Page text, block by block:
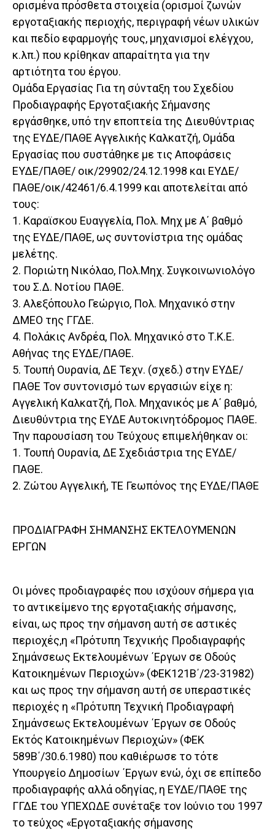
ορισμένα πρόσθετα στοιχεία (ορισμοί ζωνών
εργοταξιακής περιοχής, περιγραφή νέων υλικών
και πεδίο εφαρμογής τους, μηχανισμοί ελέγχου,
κ.λπ.) που κρίθηκαν απαραίτητα για την
αρτιότητα του έργου.
Ομάδα Εργασίας Για τη σύνταξη του Σχεδίου
Προδιαγραφής Εργοταξιακής Σήμανσης
εργάσθηκε, υπό την εποπτεία της Διευθύντριας
της ΕΥΔΕ/ΠΑΘΕ Αγγελικής Καλκατζή, Ομάδα
Εργασίας που συστάθηκε με τις Αποφάσεις
ΕΥΔΕ/ΠΑΘΕ/ οικ/29902/24.12.1998 και ΕΥΔΕ/
ΠΑΘΕ/οικ/42461/6.4.1999 και αποτελείται από
τους:
1. Καραϊσκου Ευαγγελία, Πολ. Μηχ με Α΄ βαθμό
της ΕΥΔΕ/ΠΑΘΕ, ως συντονίστρια της ομάδας
μελέτης.
2. Ποριώτη Νικόλαο, Πολ.Μηχ. Συγκοινωνιολόγο
του Σ.Δ. Νοτίου ΠΑΘΕ.
3. Αλεξόπουλο Γεώργιο, Πολ. Μηχανικό στην
ΔΜΕΟ της ΓΓΔΕ.
4. Πολάκις Ανδρέα, Πολ. Μηχανικό στο Τ.Κ.Ε.
Αθήνας της ΕΥΔΕ/ΠΑΘΕ.
5. Τουπή Ουρανία, ΔΕ Τεχν. (σχεδ.) στην ΕΥΔΕ/
ΠΑΘΕ Τον συντονισμό των εργασιών είχε η:
Αγγελική Καλκατζή, Πολ. Μηχανικός με Α΄ βαθμό,
Διευθύντρια της ΕΥΔΕ Αυτοκινητόδρομος ΠΑΘΕ.
Την παρουσίαση του Τεύχους επιμελήθηκαν οι:
1. Τουπή Ουρανία, ΔΕ Σχεδιάστρια της ΕΥΔΕ/
ΠΑΘΕ.
2. Ζώτου Αγγελική, ΤΕ Γεωπόνος της ΕΥΔΕ/ΠΑΘΕ
ΠΡΟΔΙΑΓΡΑΦΗ ΣΗΜΑΝΣΗΣ ΕΚΤΕΛΟΥΜΕΝΩΝ
ΕΡΓΩΝ
Οι μόνες προδιαγραφές που ισχύουν σήμερα για
το αντικείμενο της εργοταξιακής σήμανσης,
είναι, ως προς την σήμανση αυτή σε αστικές
περιοχές,η «Πρότυπη Τεχνικής Προδιαγραφής
Σημάνσεως Εκτελουμένων ΄Εργων σε Οδούς
Κατοικημένων Περιοχών» (ΦΕΚ121Β΄/23-31982)
και ως προς την σήμανση αυτή σε υπεραστικές
περιοχές η «Πρότυπη Τεχνική Προδιαγραφή
Σημάνσεως Εκτελουμένων ΄Εργων σε Οδούς
Εκτός Κατοικημένων Περιοχών» (ΦΕΚ
589Β΄/30.6.1980) που καθιέρωσε το τότε
Υπουργείο Δημοσίων ΄Εργων ενώ, όχι σε επίπεδο
προδιαγραφής αλλά οδηγίας, η ΕΥΔΕ/ΠΑΘΕ της
ΓΓΔΕ του ΥΠΕΧΩΔΕ συνέταξε τον Ιούνιο του 1997
το τεύχος «Εργοταξιακής σήμανσης